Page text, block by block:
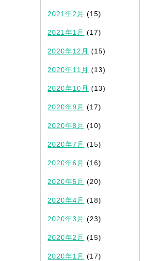
2021年2月 (15)
2021年1月 (17)
2020年12月 (15)
2020年11月 (13)
2020年10月 (13)
2020年9月 (17)
2020年8月 (10)
2020年7月 (15)
2020年6月 (16)
2020年5月 (20)
2020年4月 (18)
2020年3月 (23)
2020年2月 (15)
2020年1月 (17)